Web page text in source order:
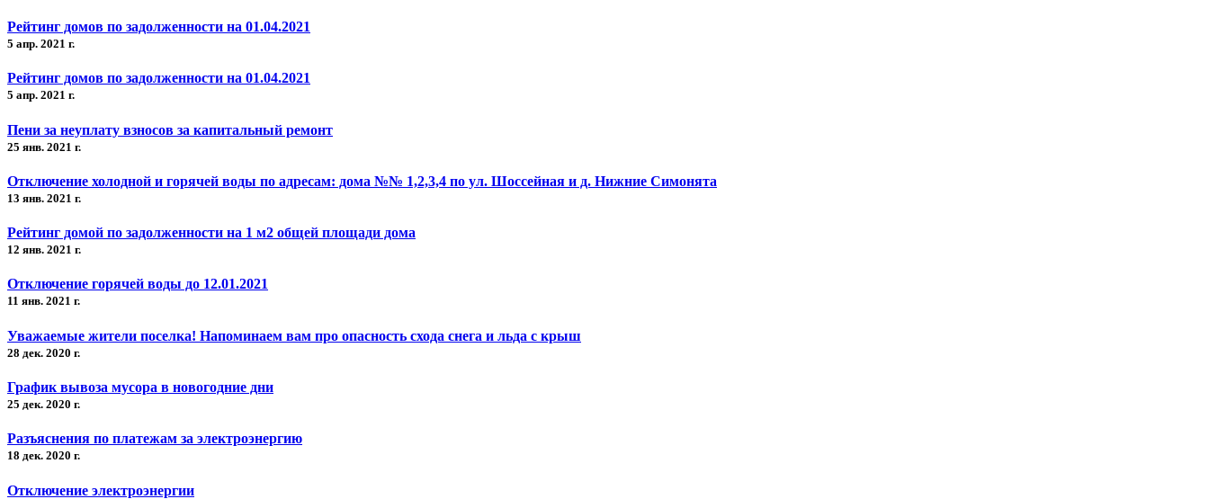
Рейтинг домов по задолженности на 01.04.2021
5 апр. 2021 г.
Рейтинг домов по задолженности на 01.04.2021
5 апр. 2021 г.
Пени за неуплату взносов за капитальный ремонт
25 янв. 2021 г.
Отключение холодной и горячей воды по адресам: дома №№ 1,2,3,4 по ул. Шоссейная и д. Нижние Симонята
13 янв. 2021 г.
Рейтинг домой по задолженности на 1 м2 общей площади дома
12 янв. 2021 г.
Отключение горячей воды до 12.01.2021
11 янв. 2021 г.
Уважаемые жители поселка! Напоминаем вам про опасность схода снега и льда с крыш
28 дек. 2020 г.
График вывоза мусора в новогодние дни
25 дек. 2020 г.
Разъяснения по платежам за электроэнергию
18 дек. 2020 г.
Отключение электроэнергии